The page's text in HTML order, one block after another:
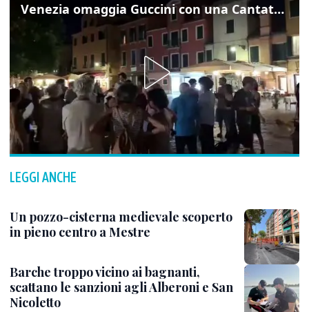
Venezia omaggia Guccini con una Cantata Anarchica in campo Santa Margherita
LEGGI ANCHE
Un pozzo-cisterna medievale scoperto
in pieno centro a Mestre
Barche troppo vicino ai bagnanti,
scattano le sanzioni agli Alberoni e San
Nicoletto